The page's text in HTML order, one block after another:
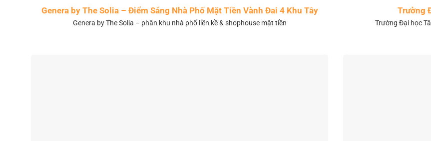
Genera by The Solia – Điểm Sáng Nhà Phố Mặt Tiền Vành Đai 4 Khu Tây
Genera by The Solia – phân khu nhà phố liền kề & shophouse mặt tiền
Trường
Trường Đại học